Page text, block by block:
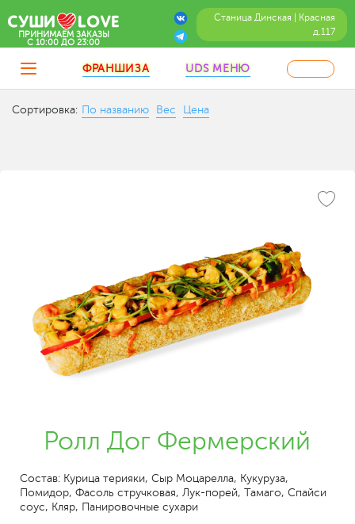
Станица Динская | Красная
д.117
ПРИНИМАЕМ ЗАКАЗЫ
C 10:00 ДО 23:00
ФРАНШИЗА UDS МЕНЮ
Сортировка: По названию Вес Цена
Ролл Дог Фермерский
Состав: Курица терияки, Сыр Моцарелла, Кукуруза,
Помидор, Фасоль стручковая, Лук-порей, Тамаго, Спайси
соус, Кляр, Панировочные сухари